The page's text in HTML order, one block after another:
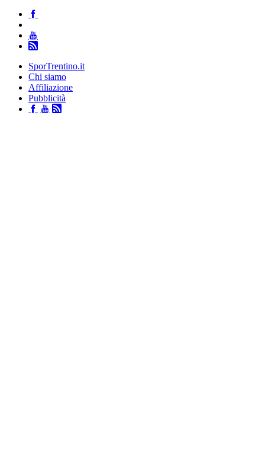
SporTrentino.it
Chi siamo
Affiliazione
Pubblicità